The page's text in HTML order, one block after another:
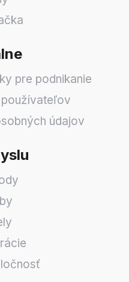
pre podnikanie
údajov